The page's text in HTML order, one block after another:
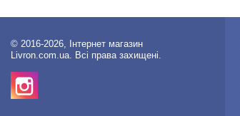
© 2016-2026, Інтернет магазин
Livron.com.ua. Всі права захищені.